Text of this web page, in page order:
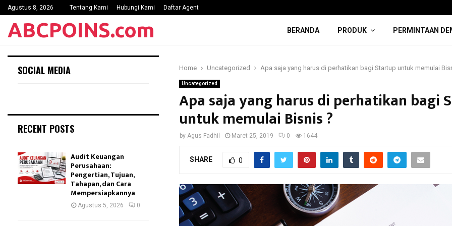
Agustus 8, 2026 Tentang Kami Hubungi Kami Daftar Agent
ABCPOINS.com BERANDA PRODUK PERMINTAAN
Home Uncategorized Apa saja yang harus di perhatikan bagi Startup untuk memulai
Uncategorized
Apa saja yang harus di perhatikan bagi
untuk memulai Bisnis ?
by Agus Fadhil Maret 25, 2019 0 1644
SHARE 0
SOCIAL MEDIA
RECENT POSTS
Audit Keuangan
Perusahaan:
Pengertian, Tujuan,
Tahapan, dan Cara
Mempersiapkannya
Agustus 5, 2026 0